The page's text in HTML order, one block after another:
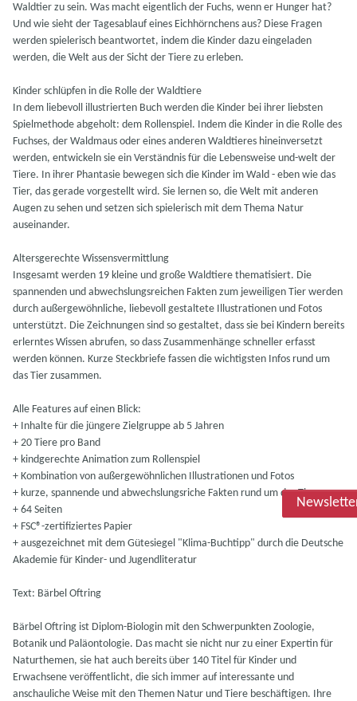
Waldtier zu sein. Was macht eigentlich der Fuchs, wenn er Hunger hat?
Und wie sieht der Tagesablauf eines Eichhörnchens aus? Diese Fragen
werden spielerisch beantwortet, indem die Kinder dazu eingeladen
werden, die Welt aus der Sicht der Tiere zu erleben.
Kinder schlüpfen in die Rolle der Waldtiere
In dem liebevoll illustrierten Buch werden die Kinder bei ihrer liebsten
Spielmethode abgeholt: dem Rollenspiel. Indem die Kinder in die Rolle des
Fuchses, der Waldmaus oder eines anderen Waldtieres hineinversetzt
werden, entwickeln sie ein Verständnis für die Lebensweise und-welt der
Tiere. In ihrer Phantasie bewegen sich die Kinder im Wald - eben wie das
Tier, das gerade vorgestellt wird. Sie lernen so, die Welt mit anderen
Augen zu sehen und setzen sich spielerisch mit dem Thema Natur
auseinander.
Altersgerechte Wissensvermittlung
Insgesamt werden 19 kleine und große Waldtiere thematisiert. Die
spannenden und abwechslungsreichen Fakten zum jeweiligen Tier werden
durch außergewöhnliche, liebevoll gestaltete Illustrationen und Fotos
unterstützt. Die Zeichnungen sind so gestaltet, dass sie bei Kindern bereits
erlerntes Wissen abrufen, so dass Zusammenhänge schneller erfasst
werden können. Kurze Steckbriefe fassen die wichtigsten Infos rund um
das Tier zusammen.
Alle Features auf einen Blick:
+ Inhalte für die jüngere Zielgruppe ab 5 Jahren
+ 20 Tiere pro Band
+ kindgerechte Animation zum Rollenspiel
+ Kombination von außergewöhnlichen Illustrationen und Fotos
+ kurze, spannende und abwechslungsriche Fakten rund um das Tier
+ 64 Seiten
+ FSC®-zertifiziertes Papier
+ ausgezeichnet mit dem Gütesiegel "Klima-Buchtipp" durch die Deutsche
Akademie für Kinder- und Jugendliteratur
Text: Bärbel Oftring
Bärbel Oftring ist Diplom-Biologin mit den Schwerpunkten Zoologie,
Botanik und Paläontologie. Das macht sie nicht nur zu einer Expertin für
Naturthemen, sie hat auch bereits über 140 Titel für Kinder und
Erwachsene veröffentlicht, die sich immer auf interessante und
anschauliche Weise mit den Themen Natur und Tiere beschäftigen. Ihre